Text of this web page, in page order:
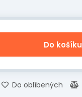
Do košíku
Do oblíbených